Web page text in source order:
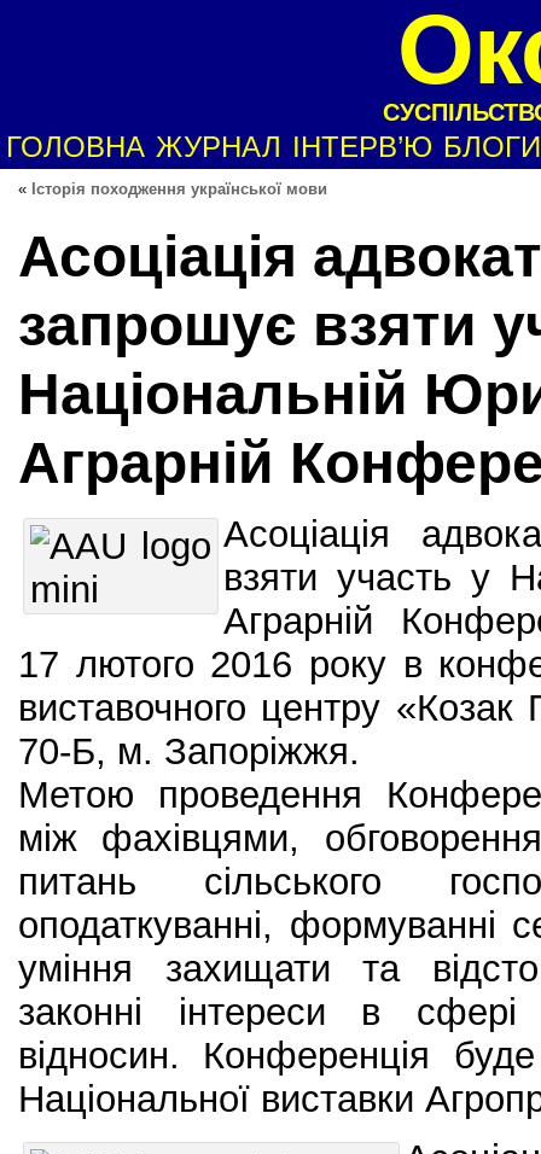
ГОЛОВНА ЖУРНАЛ ІНТЕРВ’Ю БЛОГИ
« Історія походження української мови
Асоціація
запрошує взяти
Національній
Аграрній
Асоціація
взяти участь у
Аграрній
17 лютого 2016 року в
виставочного центру
70-Б, м. Запоріжжя.
Метою проведення
між фахівцями,
питань сільського
оподаткуванні, формуванні
уміння захищати та
законні інтереси в сфері
відносин. Конференція
Національної виставки